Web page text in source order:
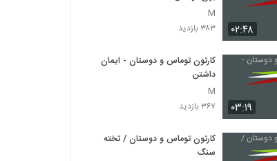
۰۲:۴۸
M
۳۸۳ بازدید
۰۳:۱۹
کارتون توماس و دوستان - ایمان
داشتن
M
۳۶۷ بازدید
کارتون توماس و دوستان / تخته
سنگ